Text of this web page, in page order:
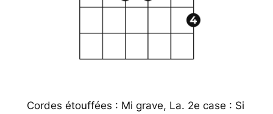
Cordes étouffées : Mi grave, La. 2e case : Si